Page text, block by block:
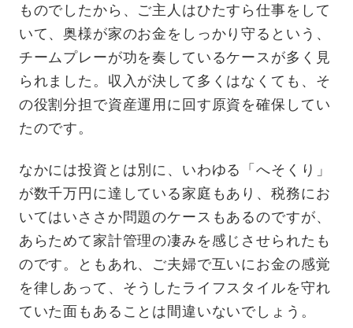
ものでしたから、ご主人はひたすら仕事をして
いて、奥様が家のお金をしっかり守るという、
チームプレーが功を奏しているケースが多く見
られました。収入が決して多くはなくても、そ
の役割分担で資産運用に回す原資を確保してい
たのです。
なかには投資とは別に、いわゆる「へそくり」
が数千万円に達している家庭もあり、税務にお
いてはいささか問題のケースもあるのですが、
あらためて家計管理の凄みを感じさせられたも
のです。ともあれ、ご夫婦で互いにお金の感覚
を律しあって、そうしたライフスタイルを守れ
ていた面もあることは間違いないでしょう。